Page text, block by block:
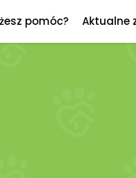
pomóc? Aktualne